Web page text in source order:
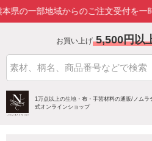
地域からのご注文受付を一時停止し
お買い上げ 5,500円以
1万点以上の生地・布・手芸材料の通販/ ノムラ
式オンラインショップ